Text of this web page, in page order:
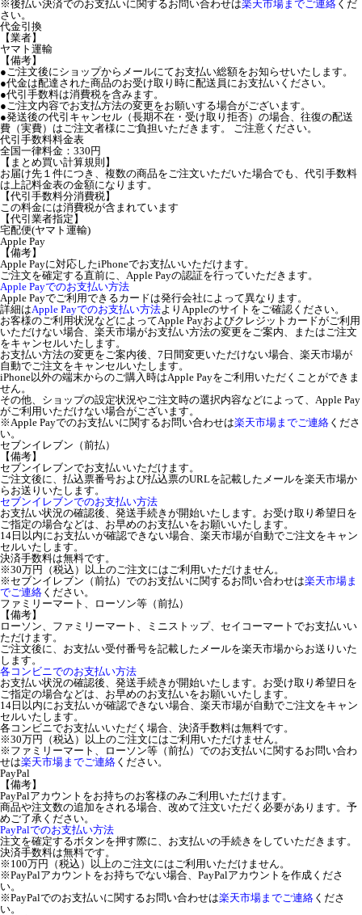
※後払い決済でのお支払いに関するお問い合わせは楽天市場までご連絡 くだ
さい。
代金引換
【業者】
ヤマト運輸
【備考】
●ご注文後にショップからメールにてお支払い総額をお知らせいたします。
●代金は配達された商品のお受け取り時に配送員にお支払いください。
●代引手数料は消費税を含みます。
●ご注文内容でお支払方法の変更をお願いする場合がございます。
●発送後の代引キャンセル（長期不在・受け取り拒否）の場合、往復の配送
費（実費）はご注文者様にご負担いただきます。 ご注意ください。
代引手数料料金表
全国一律料金：330円
【まとめ買い計算規則】
お届け先１件につき、複数の商品をご注文いただいた場合でも、代引手数料
は上記料金表の金額になります。
【代引手数料分消費税】
この料金には消費税が含まれています
【代引業者指定】
宅配便(ヤマト運輸)
Apple Pay
【備考】
Apple Payに対応したiPhoneでお支払いいただけます。
ご注文を確定する直前に、Apple Payの認証を行っていただきます。
Apple Payでのお支払い方法
Apple Payでご利用できるカードは発行会社によって異なります。
詳細はApple Payでのお支払い方法よりAppleのサイトをご確認ください。
お客様のご利用状況などによってApple Payおよびクレジットカードがご利用
いただけない場合、楽天市場がお支払い方法の変更をご案内、またはご注文
をキャンセルいたします。
お支払い方法の変更をご案内後、7日間変更いただけない場合、楽天市場が
自動でご注文をキャンセルいたします。
iPhone以外の端末からのご購入時はApple Payをご利用いただくことができま
せん。
その他、ショップの設定状況やご注文時の選択内容などによって、Apple Pay
がご利用いただけない場合がございます。
※Apple Payでのお支払いに関するお問い合わせは楽天市場までご連絡 くださ
い。
セブンイレブン（前払）
【備考】
セブンイレブンでお支払いいただけます。
ご注文後に、払込票番号および払込票のURLを記載したメールを楽天市場か
らお送りいたします。
セブンイレブンでのお支払い方法
お支払い状況の確認後、発送手続きが開始いたします。お受け取り希望日を
ご指定の場合などは、お早めのお支払いをお願いいたします。
14日以内にお支払いが確認できない場合、楽天市場が自動でご注文をキャン
セルいたします。
決済手数料は無料です。
※30万円（税込）以上のご注文にはご利用いただけません。
※セブンイレブン（前払）でのお支払いに関するお問い合わせは楽天市場ま
でご連絡 ください。
ファミリーマート、ローソン等（前払）
【備考】
ローソン、ファミリーマート、ミニストップ、セイコーマートでお支払いい
ただけます。
ご注文後に、お支払い受付番号を記載したメールを楽天市場からお送りいた
します。
各コンビニでのお支払い方法
お支払い状況の確認後、発送手続きが開始いたします。お受け取り希望日を
ご指定の場合などは、お早めのお支払いをお願いいたします。
14日以内にお支払いが確認できない場合、楽天市場が自動でご注文をキャン
セルいたします。
各コンビニでお支払いいただく場合、決済手数料は無料です。
※30万円（税込）以上のご注文にはご利用いただけません。
※ファミリーマート、ローソン等（前払）でのお支払いに関するお問い合わ
せは楽天市場までご連絡 ください。
PayPal
【備考】
PayPalアカウントをお持ちのお客様のみご利用いただけます。
商品や注文数の追加をされる場合、改めて注文いただく必要があります。予
めご了承ください。
PayPalでのお支払い方法
注文を確定するボタンを押す際に、お支払いの手続きをしていただきます。
決済手数料は無料です。
※100万円（税込）以上のご注文にはご利用いただけません。
※PayPalアカウントをお持ちでない場合、PayPalアカウントを作成くださ
い。
※PayPalでのお支払いに関するお問い合わせは楽天市場までご連絡 くださ
い。